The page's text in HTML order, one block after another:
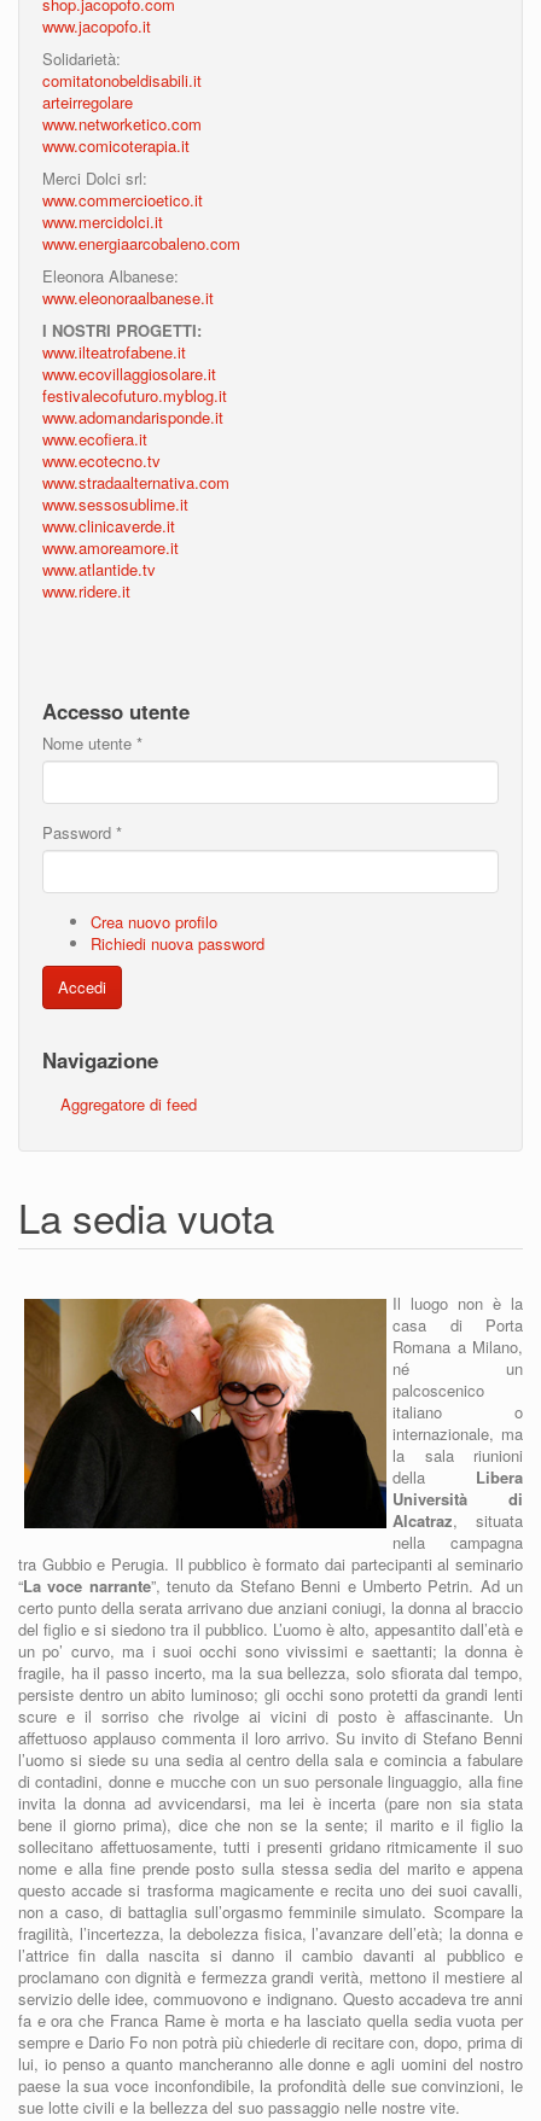
shop.jacopofo.com
www.jacopofo.it
Solidarietà:
comitatonobeldisabili.it
arteirregolare
www.networketico.com
www.comicoterapia.it
Merci Dolci srl:
www.commercioetico.it
www.mercidolci.it
www.energiaarcobaleno.com
Eleonora Albanese:
www.eleonoraalbanese.it
I NOSTRI PROGETTI:
www.ilteatrofabene.it
www.ecovillaggiosolare.it
festivalecofuturo.myblog.it
www.adomandarisponde.it
www.ecofiera.it
www.ecotecno.tv
www.stradaalternativa.com
www.sessosublime.it
www.clinicaverde.it
www.amoreamore.it
www.atlantide.tv
www.ridere.it
Accesso utente
Nome utente *
Password *
Crea nuovo profilo
Richiedi nuova password
Accedi
Navigazione
Aggregatore di feed
La sedia vuota
Il luogo non è la
casa di Porta
Romana a Milano,
né un
palcoscenico
italiano o
internazionale, ma
la sala riunioni
della Libera
Università di
Alcatraz, situata
nella campagna
tra Gubbio e Perugia. Il pubblico è formato dai partecipanti al seminario
“La voce narrante”, tenuto da Stefano Benni e Umberto Petrin. Ad un
certo punto della serata arrivano due anziani coniugi, la donna al braccio
del figlio e si siedono tra il pubblico. L’uomo è alto, appesantito dall’età e
un po’ curvo, ma i suoi occhi sono vivissimi e saettanti; la donna è
fragile, ha il passo incerto, ma la sua bellezza, solo sfiorata dal tempo,
persiste dentro un abito luminoso; gli occhi sono protetti da grandi lenti
scure e il sorriso che rivolge ai vicini di posto è affascinante. Un
affettuoso applauso commenta il loro arrivo. Su invito di Stefano Benni
l’uomo si siede su una sedia al centro della sala e comincia a fabulare
di contadini, donne e mucche con un suo personale linguaggio, alla fine
invita la donna ad avvicendarsi, ma lei è incerta (pare non sia stata
bene il giorno prima), dice che non se la sente; il marito e il figlio la
sollecitano affettuosamente, tutti i presenti gridano ritmicamente il suo
nome e alla fine prende posto sulla stessa sedia del marito e appena
questo accade si trasforma magicamente e recita uno dei suoi cavalli,
non a caso, di battaglia sull’orgasmo femminile simulato. Scompare la
fragilità, l’incertezza, la debolezza fisica, l’avanzare dell’età; la donna e
l’attrice fin dalla nascita si danno il cambio davanti al pubblico e
proclamano con dignità e fermezza grandi verità, mettono il mestiere al
servizio delle idee, commuovono e indignano. Questo accadeva tre anni
fa e ora che Franca Rame è morta e ha lasciato quella sedia vuota per
sempre e Dario Fo non potrà più chiederle di recitare con, dopo, prima di
lui, io penso a quanto mancheranno alle donne e agli uomini del nostro
paese la sua voce inconfondibile, la profondità delle sue convinzioni, le
sue lotte civili e la bellezza del suo passaggio nelle nostre vite.